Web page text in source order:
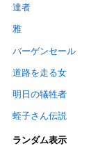
達者
雅
バーゲンセール
道路を走る女
明日の犠牲者
蛭子さん伝説
ランダム表示